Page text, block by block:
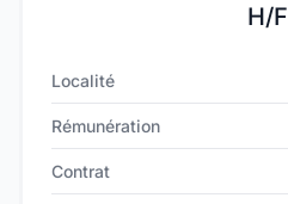
H/F
Localité
Rémunération
Contrat